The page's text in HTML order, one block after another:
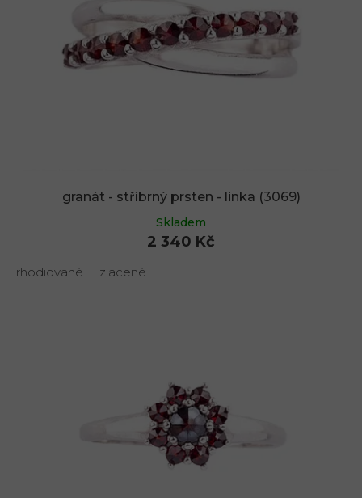
granát - stříbrný prsten - linka (3069)
Skladem
2 340 Kč
rhodiované zlacené